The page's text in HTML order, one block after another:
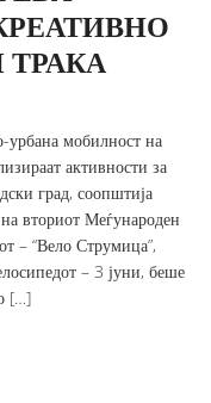
урбана мобилност на
активности за
град, соопштија
вториот Меѓународен
– “Вело Струмица”,
– 3 јуни, беше
[…]